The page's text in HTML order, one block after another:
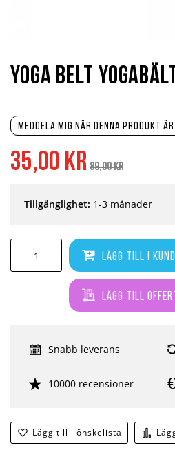
Specialpris
35,00 kr pris
89,00 kr
Meddela mig när denna produkt
Lägg till i
Lägg till
Lägg till i önskelista
Tillgänglighet: 1-3 månader
Snabb leverans
10000 recensioner
Yoga Belt
början
av